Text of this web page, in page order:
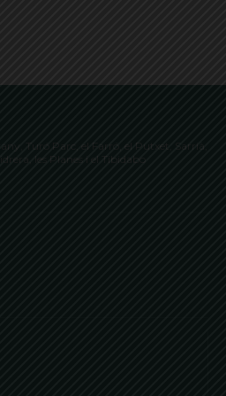
Turó Parc, el Farró, el Putxet, Sarrià,
les Planes i el Tibidabo